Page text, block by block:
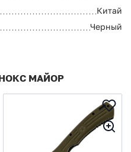
Китай
Черный
МАЙОР